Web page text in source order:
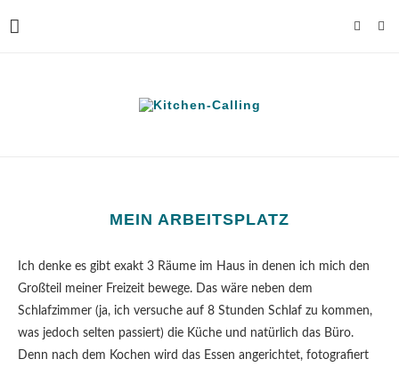
MEIN ARBEITSPLATZ
Ich denke es gibt exakt 3 Räume im Haus in denen ich mich den
Großteil meiner Freizeit bewege. Das wäre neben dem
Schlafzimmer (ja, ich versuche auf 8 Stunden Schlaf zu kommen,
was jedoch selten passiert) die Küche und natürlich das Büro.
Denn nach dem Kochen wird das Essen angerichtet, fotografiert